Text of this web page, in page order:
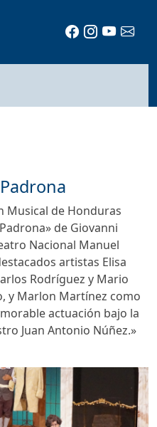
Musical de Honduras
de Giovanni
Nacional Manuel
artistas Elisa
Rodríguez y Mario
y Marlon Martínez como
actuación bajo la
Juan Antonio Núñez.»